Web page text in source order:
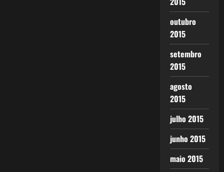
outubro
2015
setembro
2015
agosto
2015
julho 2015
junho 2015
maio 2015